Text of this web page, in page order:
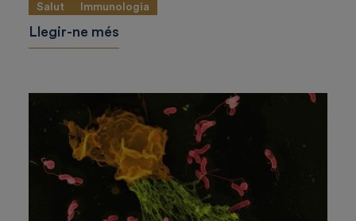
Salut Immunologia
Llegir-ne més